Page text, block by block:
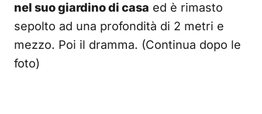
nel suo giardino di casa ed è rimasto
sepolto ad una profondità di 2 metri e
mezzo. Poi il dramma. (Continua dopo le
foto)